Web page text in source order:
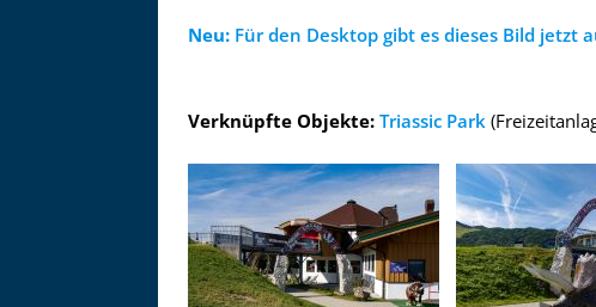
Neu: Für den Desktop gibt es dieses Bild jetzt
Verknüpfte Objekte: Triassic Park